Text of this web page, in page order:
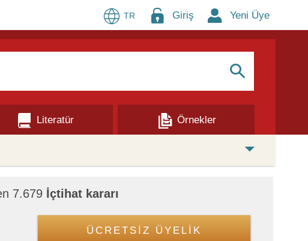
TR Giriş Yeni Üye
S
Literatür
Örnekler
7.679 İçtihat kararı
ÜCRETSİZ ÜYELİK